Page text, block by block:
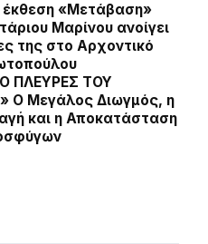
έκθεση «Μετάβαση»
Μαρίνου ανοίγει
της στο Αρχοντικό
ΠΛΕΥΡΕΣ ΤΟΥ
Ο Μεγάλος Διωγμός, η
και η Αποκατάσταση